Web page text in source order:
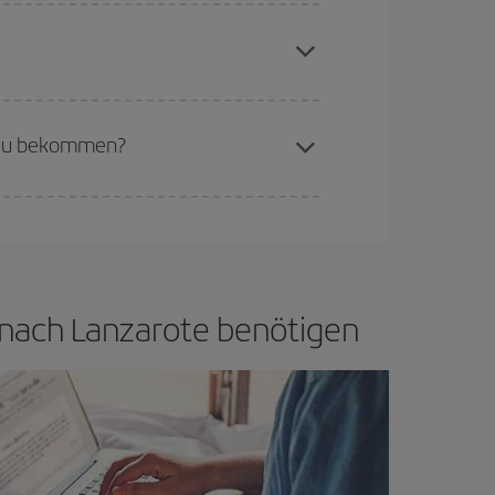
um
bekommen?
Lanzarote benötigen